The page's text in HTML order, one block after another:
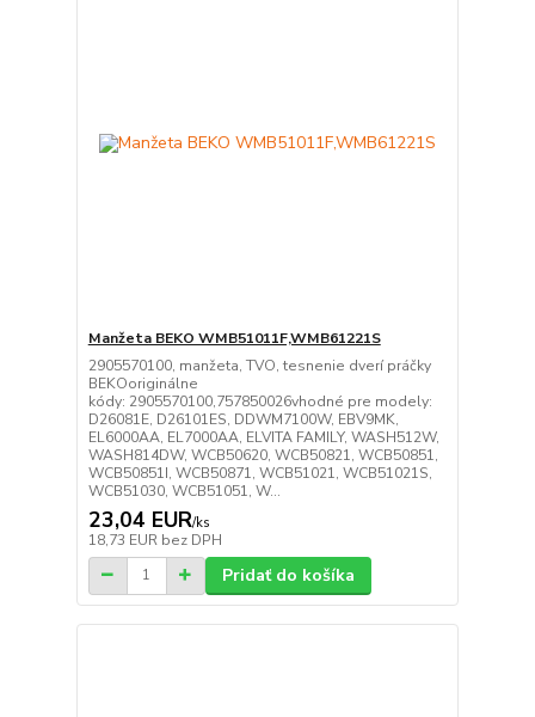
Manžeta BEKO WMB51011F,WMB61221S
2905570100, manžeta, TVO, tesnenie dverí práčky
BEKOoriginálne
kódy: 2905570100,757850026vhodné pre modely:
D26081E, D26101ES, DDWM7100W, EBV9MK,
EL6000AA, EL7000AA, ELVITA FAMILY, WASH512W,
WASH814DW, WCB50620, WCB50821, WCB50851,
WCB50851I, WCB50871, WCB51021, WCB51021S,
WCB51030, WCB51051, W...
23,04 EUR/ks
18,73 EUR bez DPH
Pridať do košíka